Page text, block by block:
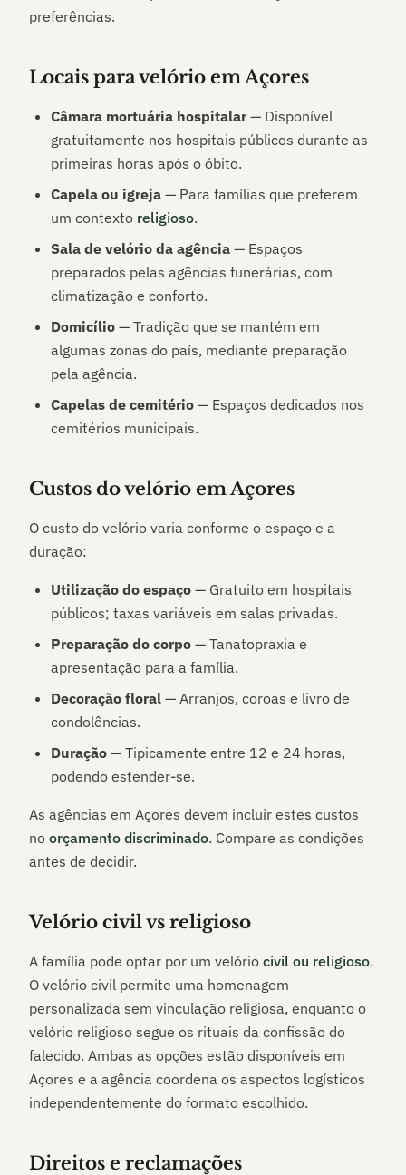
preferências.
Locais para velório emAçores
Câmara mortuária hospitalar — Disponível
gratuitamente nos hospitais públicos durante as
primeiras horas após o óbito.
Capela ou igreja — Para famílias que preferem
um contexto religioso.
Sala de velório da agência — Espaços
preparados pelas agências funerárias, com
climatização e conforto.
Domicílio — Tradição que se mantém em
algumas zonas do país, mediante preparação
pela agência.
Capelas de cemitério — Espaços dedicados nos
cemitérios municipais.
Custos do velório emAçores
O custo do velório varia conforme o espaço e a
duração:
Utilização do espaço — Gratuito em hospitais
públicos; taxas variáveis em salas privadas.
Preparação do corpo — Tanatopraxia e
apresentação para a família.
Decoração floral — Arranjos, coroas e livro de
condolências.
Duração — Tipicamente entre 12 e 24 horas,
podendo estender-se.
As agências em Açores devem incluir estes custos
no orçamento discriminado. Compare as condições
antes de decidir.
Velório civil vs religioso
A família pode optar por um velório civil ou religioso.
O velório civil permite uma homenagem
personalizada sem vinculação religiosa, enquanto o
velório religioso segue os rituais da confissão do
falecido. Ambas as opções estão disponíveis em
Açores e a agência coordena os aspectos logísticos
independentemente do formato escolhido.
Direitos e reclamações